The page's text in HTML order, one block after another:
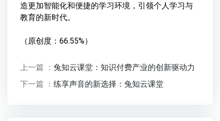
造更加智能化和便捷的学习环境，引领个人学习与
教育的新时代。
（原创度：66.55%）
上一篇 ： 兔知云课堂：知识付费产业的创新驱动力
下一篇 ： 练享声音的新选择：兔知云课堂